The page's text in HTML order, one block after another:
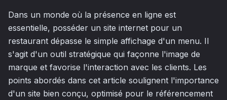
Dans un monde où la présence en ligne est
essentielle, posséder un site internet pour un
restaurant dépasse le simple affichage d'un menu. Il
s'agit d'un outil stratégique qui façonne l'image de
marque et favorise l'interaction avec les clients. Les
points abordés dans cet article soulignent l'importance
d'un site bien conçu, optimisé pour le référencement